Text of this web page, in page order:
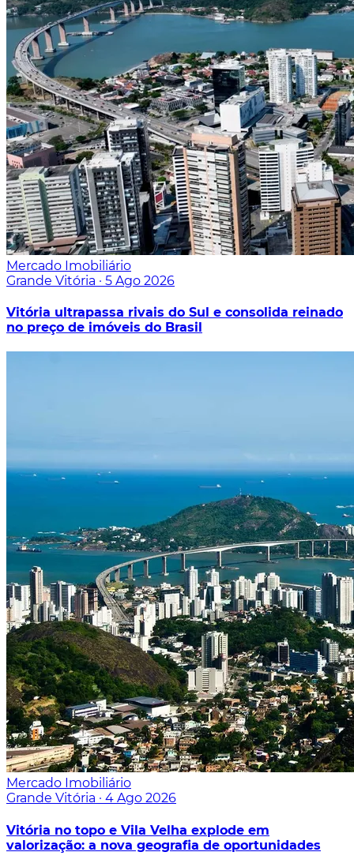
Mercado Imobiliário
Grande Vitória · 5 Ago 2026
Vitória ultrapassa rivais do Sul e consolida reinado
no preço de imóveis do Brasil
Mercado Imobiliário
Grande Vitória · 4 Ago 2026
Vitória no topo e Vila Velha explode em
valorização: a nova geografia de oportunidades